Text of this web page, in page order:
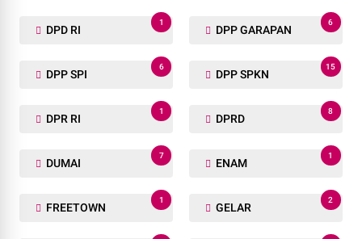
DPD RI
1
DPP GARAPAN
6
DPP SPI
6
DPP SPKN
15
DPR RI
1
DPRD
8
DUMAI
7
ENAM
1
FREETOWN
1
GELAR
2